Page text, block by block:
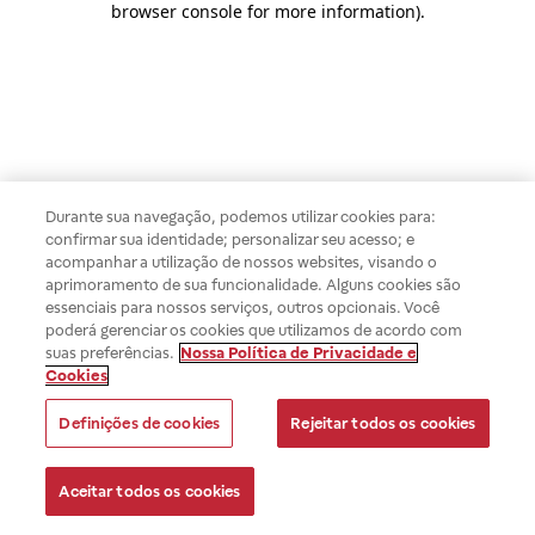
browser console for more information).
Durante sua navegação, podemos utilizar cookies para:
confirmar sua identidade; personalizar seu acesso; e
acompanhar a utilização de nossos websites, visando o
aprimoramento de sua funcionalidade. Alguns cookies são
essenciais para nossos serviços, outros opcionais. Você
poderá gerenciar os cookies que utilizamos de acordo com
suas preferências. Nossa Política de Privacidade e
Cookies
Definições de cookies Rejeitar todos os cookies
Aceitar todos os cookies